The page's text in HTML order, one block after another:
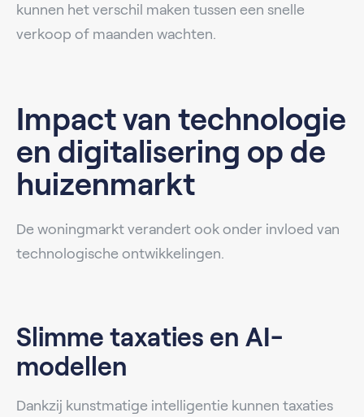
kunnen het verschil maken tussen een snelle
verkoop of maanden wachten.
Impact van technologie
en digitalisering op de
huizenmarkt
De woningmarkt verandert ook onder invloed van
technologische ontwikkelingen.
Slimme taxaties en AI-
modellen
Dankzij kunstmatige intelligentie kunnen taxaties